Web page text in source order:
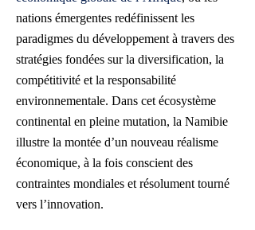
nations émergentes redéfinissent les
paradigmes du développement à travers des
stratégies fondées sur la diversification, la
compétitivité et la responsabilité
environnementale. Dans cet écosystème
continental en pleine mutation, la Namibie
illustre la montée d’un nouveau réalisme
économique, à la fois conscient des
contraintes mondiales et résolument tourné
vers l’innovation.